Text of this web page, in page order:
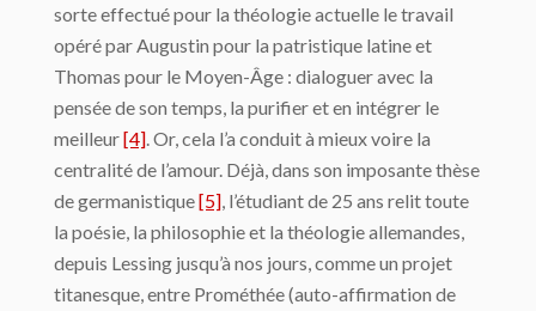
sorte effectué pour la théologie actuelle le travail
opéré par Augustin pour la patristique latine et
Thomas pour le Moyen-Âge : dialoguer avec la
pensée de son temps, la purifier et en intégrer le
meilleur[4] . Or, cela l’a conduit à mieux voire la
centralité de l’amour. Déjà, dans son imposante thèse
de germanistique[5] , l’étudiant de 25 ans relit toute
la poésie, la philosophie et la théologie allemandes,
depuis Lessing jusqu’à nos jours, comme un projet
titanesque, entre Prométhée (auto-affirmation de